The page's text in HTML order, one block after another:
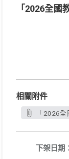
「2026全國
相關附件
「2026
下架日期